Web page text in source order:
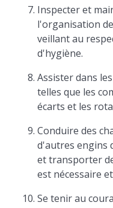
Inspecter et
l'organisation
veillant au
d'hygiène.
Assister dans
telles que les
écarts et les
Conduire des
d'autres engins
et transporter
est nécessaire
Se tenir au